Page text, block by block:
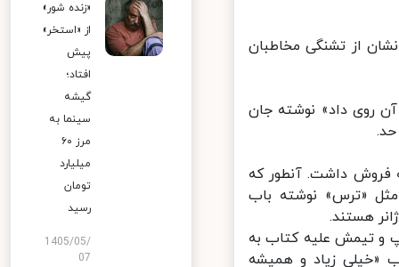
شد که نشان از تشنگی مخاطبان
روی داد» نوشته جان
نخست انتشار بیش از ۷۵۰ هزار نسخه فروش داشت. آنطور که
«ترس» نوشته باب
هستند.
و تیمش علیه کتاب به
زیاد و همیشه
«زنده شور»
از «استخر»
پیش
افتاد؛
گیشه
سینما به
مرز ۶۰
میلیارد
تومان
رسید
1405/05/
07